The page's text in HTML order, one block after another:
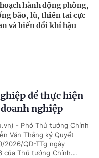
hành động phòng,
bão, lũ, thiên tai cực
và biến đổi khí hậu
để thực hiện
nghiệp
- Phó Thủ tướng Chính
Văn Thắng ký Quyết
2026/QĐ-TTg ngày
của Thủ tướng Chính...